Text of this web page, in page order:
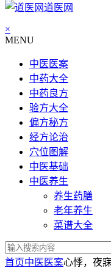
道医网
×
MENU
中医医案
中药大全
中药良方
验方大全
偏方秘方
经方论治
穴位图解
中医基础
中医养生
养生药膳
老年养生
菜谱大全
首页中医医案心悸，夜